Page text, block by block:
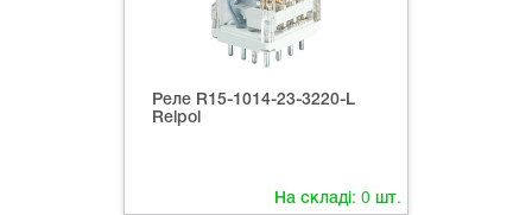
Реле R15-1014-23-3220-L
Relpol
На складі: 0 шт.